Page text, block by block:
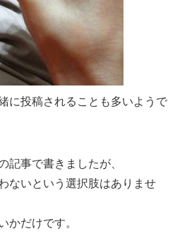
に投稿されることも多いようで
事で書きましたが、
ないという選択肢はありませ
だけです。